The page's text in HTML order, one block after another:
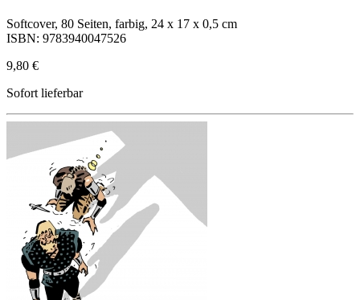
Softcover, 80 Seiten, farbig, 24 x 17 x 0,5 cm
ISBN: 9783940047526
9,80 €
Sofort lieferbar